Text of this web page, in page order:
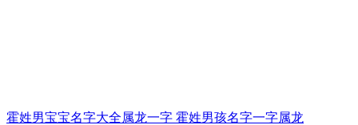
霍姓男宝宝名字大全属龙一字 霍姓男孩名字一字属龙